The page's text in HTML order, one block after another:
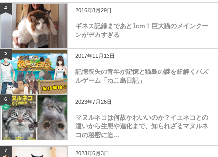
4 2016年8月29日
ギネス記録まであと1cm！巨大猫のメインクー
ンがデカすぎる
5 2017年11月13日
記憶喪失の青年が記憶と猫島の謎を紐解くパズ
ルゲーム「ねこ島日記」
6 2023年7月26日
マヌルネコは何故かわいいのか？イエネコとの
違いから生態や進化まで、知られざるマヌルネ
コの秘密に迫...
7 2023年6月3日